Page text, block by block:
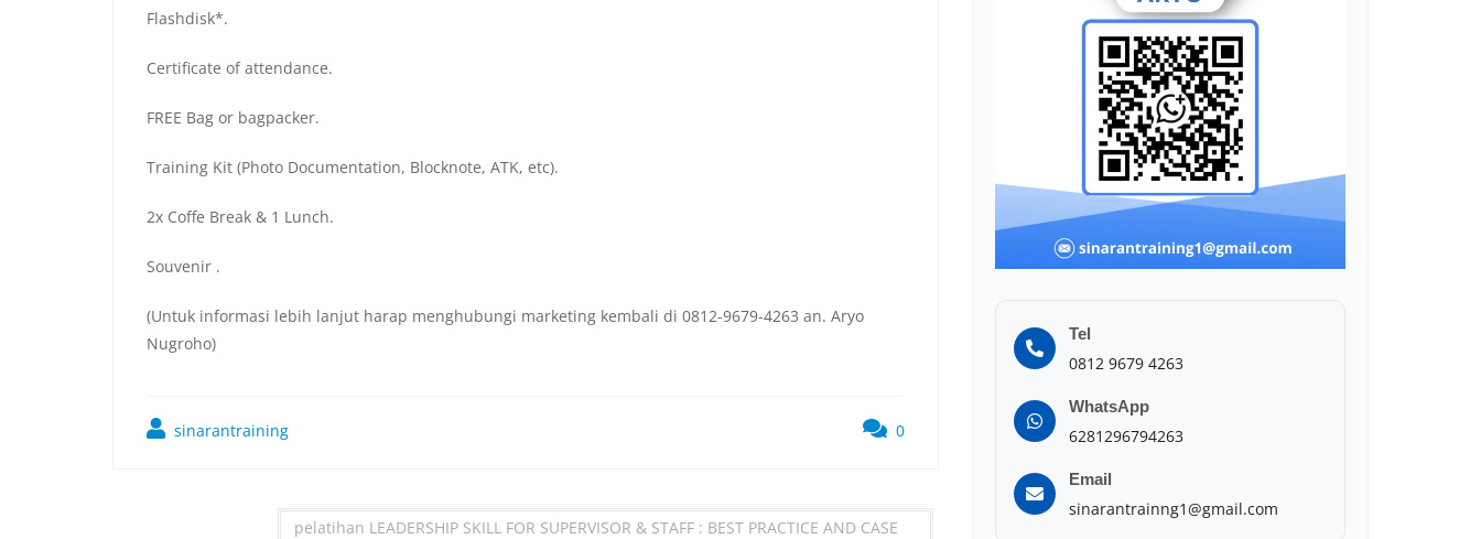
Flashdisk*.
Certificate of attendance.
FREE Bag or bagpacker.
Training Kit (Photo Documentation, Blocknote, ATK, etc).
2x Coffe Break & 1 Lunch.
Souvenir .
(Untuk informasi lebih lanjut harap menghubungi marketing kembali di 0812-9679-4263 an. Aryo
Nugroho)
sinarantraining 0
pelatihan LEADERSHIP SKILL FOR SUPERVISOR & STAFF : BEST PRACTICE AND CASE
Tel
0812 9679 4263
WhatsApp
6281296794263
Email
sinarantrainng1@gmail.com